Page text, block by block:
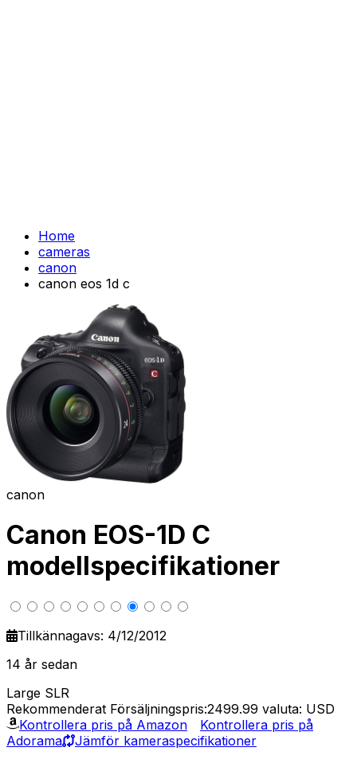
Home
cameras
canon
canon eos 1d c
canon
Canon EOS-1D C
modellspecifikationer
Tillkännagavs: 4/12/2012
14 år sedan
Large SLR
Rekommenderat Försäljningspris:2499.99 valuta: USD
Kontrollera pris på Amazon
Kontrollera pris på
Adorama
Jämför kameraspecifikationer